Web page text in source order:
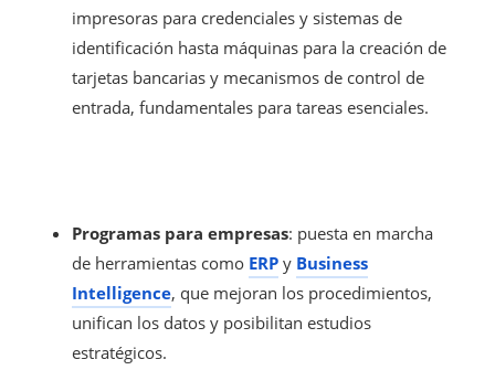
impresoras para credenciales y sistemas de
identificación hasta máquinas para la creación de
tarjetas bancarias y mecanismos de control de
entrada, fundamentales para tareas esenciales.
Programas para empresas: puesta en marcha
de herramientas como ERP y Business
Intelligence, que mejoran los procedimientos,
unifican los datos y posibilitan estudios
estratégicos.